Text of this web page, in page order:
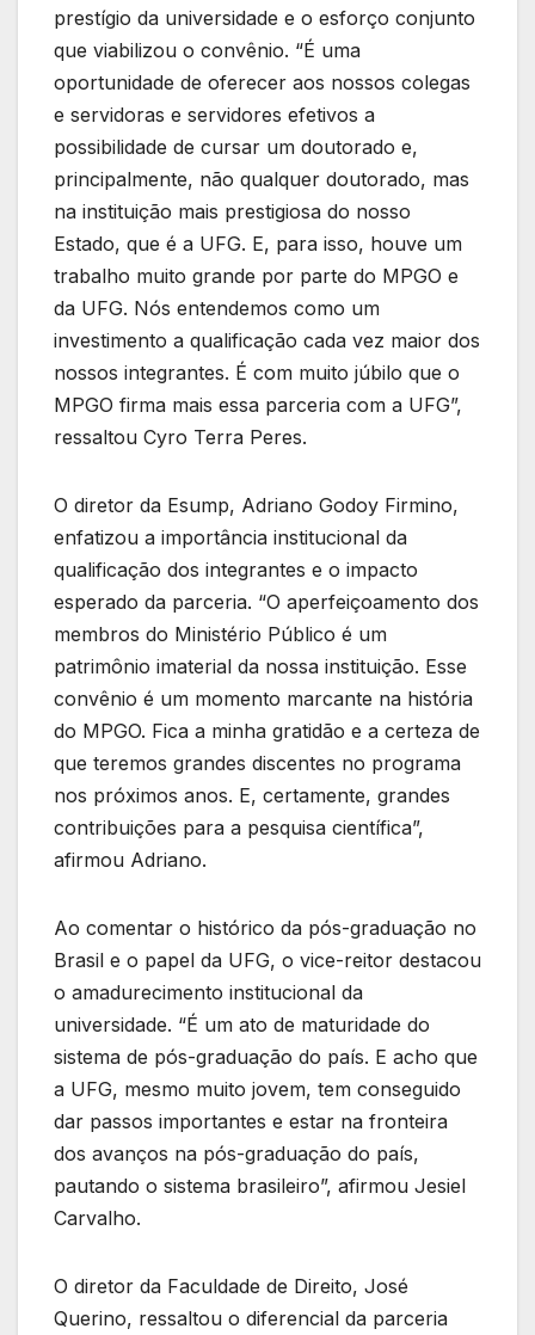
prestígio da universidade e o esforço conjunto
que viabilizou o convênio. “É uma
oportunidade de oferecer aos nossos colegas
e servidoras e servidores efetivos a
possibilidade de cursar um doutorado e,
principalmente, não qualquer doutorado, mas
na instituição mais prestigiosa do nosso
Estado, que é a UFG. E, para isso, houve um
trabalho muito grande por parte do MPGO e
da UFG. Nós entendemos como um
investimento a qualificação cada vez maior dos
nossos integrantes. É com muito júbilo que o
MPGO firma mais essa parceria com a UFG”,
ressaltou Cyro Terra Peres.
O diretor da Esump, Adriano Godoy Firmino,
enfatizou a importância institucional da
qualificação dos integrantes e o impacto
esperado da parceria. “O aperfeiçoamento dos
membros do Ministério Público é um
patrimônio imaterial da nossa instituição. Esse
convênio é um momento marcante na história
do MPGO. Fica a minha gratidão e a certeza de
que teremos grandes discentes no programa
nos próximos anos. E, certamente, grandes
contribuições para a pesquisa científica”,
afirmou Adriano.
Ao comentar o histórico da pós-graduação no
Brasil e o papel da UFG, o vice-reitor destacou
o amadurecimento institucional da
universidade. “É um ato de maturidade do
sistema de pós-graduação do país. E acho que
a UFG, mesmo muito jovem, tem conseguido
dar passos importantes e estar na fronteira
dos avanços na pós-graduação do país,
pautando o sistema brasileiro”, afirmou Jesiel
Carvalho.
O diretor da Faculdade de Direito, José
Querino, ressaltou o diferencial da parceria